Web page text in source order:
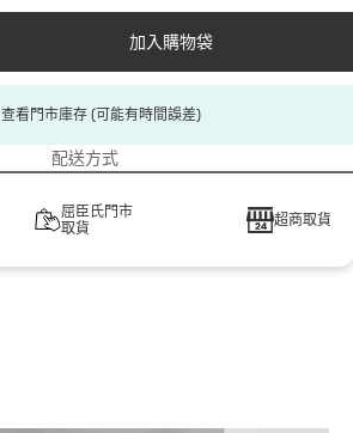
加入購物袋
查看門市庫存 (可能有時間誤差)
配送方式
屈臣氏門市
取貨
超商取貨